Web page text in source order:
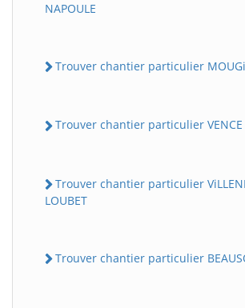
NAPOULE
Trouver chantier particulier
Trouver chantier particulier VENCE
Trouver chantier particulier
LOUBET
Trouver chantier particulier